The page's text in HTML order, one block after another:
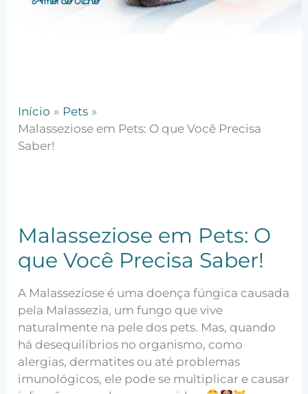
Início
Pets
Malasseziose em Pets: O que Você Precisa
Saber!
Malasseziose em Pets: O
que Você Precisa Saber!
A Malasseziose é uma doença fúngica causada
pela Malassezia, um fungo que vive
naturalmente na pele dos pets. Mas, quando
há desequilíbrios no organismo, como
alergias, dermatites ou até problemas
imunológicos, ele pode se multiplicar e causar